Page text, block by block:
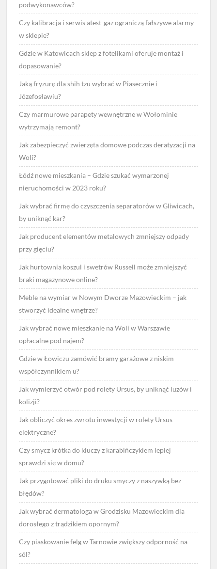
podwykonawców?
Czy kalibracja i serwis atest-gaz ograniczą fałszywe alarmy
w sklepie?
Gdzie w Katowicach sklep z fotelikami oferuje montaż i
dopasowanie?
Jaką fryzurę dla shih tzu wybrać w Piasecznie i
Józefosławiu?
Czy marmurowe parapety wewnętrzne w Wołominie
wytrzymają remont?
Jak zabezpieczyć zwierzęta domowe podczas deratyzacji na
Woli?
Łódź nowe mieszkania – Gdzie szukać wymarzonej
nieruchomości w 2023 roku?
Jak wybrać firmę do czyszczenia separatorów w Gliwicach,
by uniknąć kar?
Jak producent elementów metalowych zmniejszy odpady
przy gięciu?
Jak hurtownia koszul i swetrów Russell może zmniejszyć
braki magazynowe online?
Meble na wymiar w Nowym Dworze Mazowieckim – jak
stworzyć idealne wnętrze?
Jak wybrać nowe mieszkanie na Woli w Warszawie
opłacalne pod najem?
Gdzie w Łowiczu zamówić bramy garażowe z niskim
współczynnikiem u?
Jak wymierzyć otwór pod rolety Ursus, by uniknąć luzów i
kolizji?
Jak obliczyć okres zwrotu inwestycji w rolety Ursus
elektryczne?
Czy smycz krótka do kluczy z karabińczykiem lepiej
sprawdzi się w domu?
Jak przygotować pliki do druku smyczy z naszywką bez
błędów?
Jak wybrać dermatologa w Grodzisku Mazowieckim dla
dorosłego z trądzikiem opornym?
Czy piaskowanie felg w Tarnowie zwiększy odporność na
sól?